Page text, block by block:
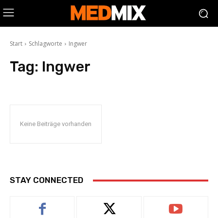
Start Schlagworte Ingwer
Tag: Ingwer
Keine Beiträge vorhanden
STAY CONNECTED